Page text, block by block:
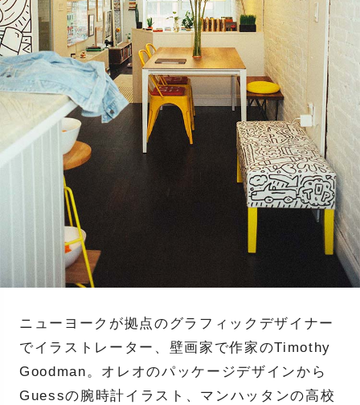
ニューヨークが拠点のグラフィックデザイナー
でイラストレーター、壁画家で作家のTimothy
Goodman。オレオのパッケージデザインから
Guessの腕時計イラスト、マンハッタンの高校